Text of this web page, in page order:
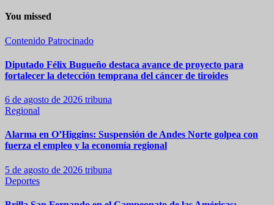
You missed
Contenido Patrocinado
Diputado Félix Bugueño destaca avance de proyecto para
fortalecer la detección temprana del cáncer de tiroides
6 de agosto de 2026 tribuna
Regional
Alarma en O’Higgins: Suspensión de Andes Norte golpea con
fuerza el empleo y la economía regional
5 de agosto de 2026 tribuna
Deportes